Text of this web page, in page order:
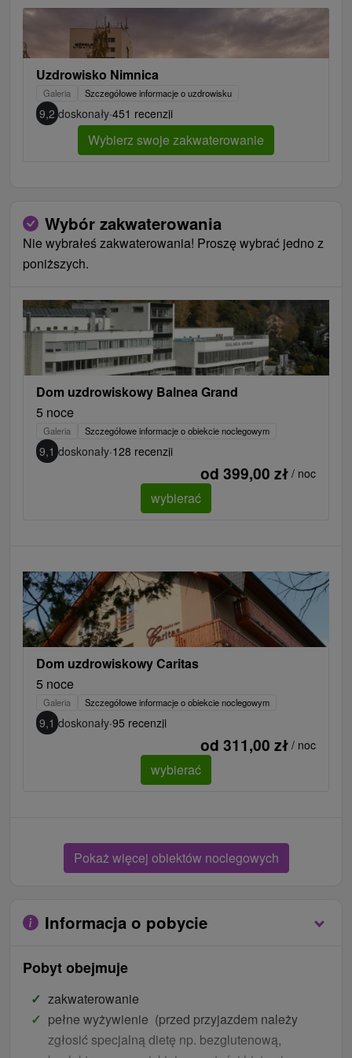
Uzdrowisko Nimnica
Galeria Szczegółowe informacje o uzdrowisku
9,2 doskonały·451 recenzji
Wybierz swoje zakwaterowanie
Wybór zakwaterowania
Nie wybrałeś zakwaterowania! Proszę wybrać jedno z
poniższych.
Dom uzdrowiskowy Balnea Grand
5 noce
Galeria Szczegółowe informacje o obiekcie noclegowym
9,1 doskonały·128 recenzji
od 399,00 zł / noc
wybierać
Dom uzdrowiskowy Caritas
5 noce
Galeria Szczegółowe informacje o obiekcie noclegowym
9,1 doskonały·95 recenzji
od 311,00 zł / noc
wybierać
Pokaż więcej obiektów noclegowych
Informacja o pobycie
Pobyt obejmuje
zakwaterowanie
pełne wyżywienie (przed przyjazdem należy
zgłosić specjalną dietę np. bezglutenową,